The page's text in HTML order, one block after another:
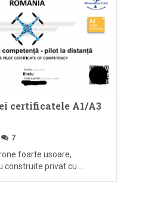
certificatele A1/A3
7
foarte usoare,
construite privat cu …